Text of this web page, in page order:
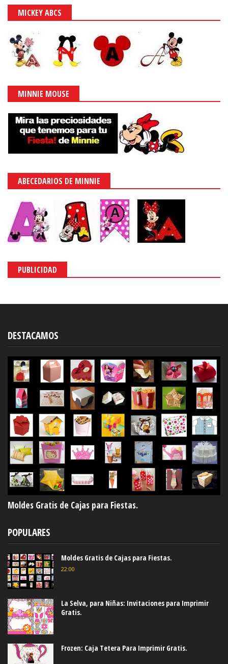
MICKEY ABCS
MINNIE MOUSE
ABECEDARIOS DE MINNIE
PUBLICIDAD
DESTACAMOS
Moldes Gratis de Cajas para Fiestas.
POPULARES
Moldes Gratis de Cajas para Fiestas.
22:00
La Selva, para Niñas: Invitaciones para Imprimir
Gratis.
Frozen: Caja Tetera Para Imprimir Gratis.